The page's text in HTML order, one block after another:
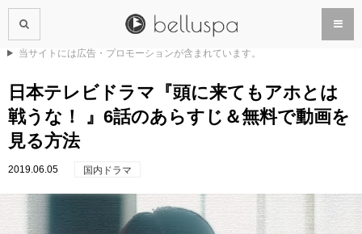
当サイトには広告・プロモーションが含まれています。
日本テレビドラマ『頭に来てもアホとは
戦うな！ 』6話のあらすじ＆無料で動画を
見る方法
2019.06.05 国内ドラマ